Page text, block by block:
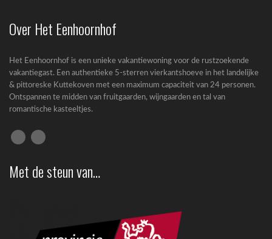
Over Het Eenhoornhof
Het Eenhoornhof is een unieke vakantiewoning voor de rustzoekende
vakantiegast. Een authentieke 5-sterren vierkantshoeve in het landelijke
& pittoreske Kuttekoven met een maximum capaciteit van 24 personen.
Ontspannen te midden van fruitgaarden, wijngaarden en tal van
romantische kasteeltjes.
Met de steun van…